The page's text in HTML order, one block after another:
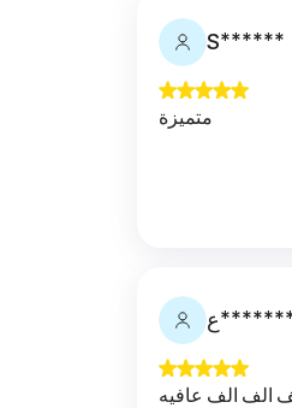
S******
متميزة